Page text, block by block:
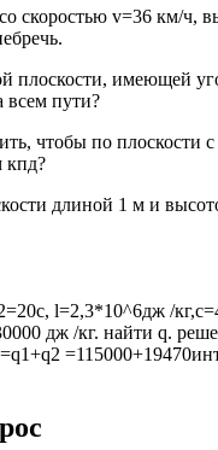
скоростью v=36 км/ч,
плоскости, имеющей
всем пути?
чтобы по плоскости
кпд?
длиной 1 м и
l=2,3*10^6дж /
дж /кг. найти q.